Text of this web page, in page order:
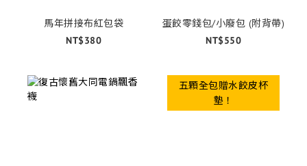
馬年拼接布紅包袋
NT$380
蛋餃零錢包/小廢包 (附背帶)
NT$550
五顆全包贈水餃皮杯
墊！